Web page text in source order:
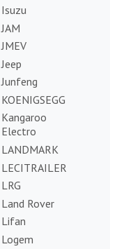
Isuzu
JAM
JMEV
Jeep
Junfeng
KOENIGSEGG
Kangaroo
Electro
LANDMARK
LECITRAILER
LRG
Land Rover
Lifan
Logem